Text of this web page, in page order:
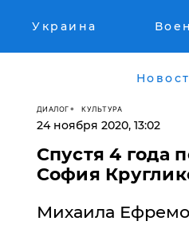
Украина
ДИАЛОГ КУЛЬТУРА
24 ноября 2020, 13:02
Спустя 4 года
София
Михаила